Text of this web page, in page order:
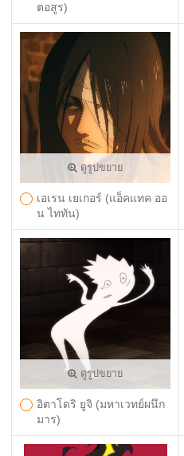
ตอสูร)
ดูรูปขยาย
เอเรน เยเกอร์ (แอ็คแทค ออ
น ไททัน)
ดูรูปขยาย
อิตาโดริ ยูจิ (มหาเวทย์ผนึก
มาร)